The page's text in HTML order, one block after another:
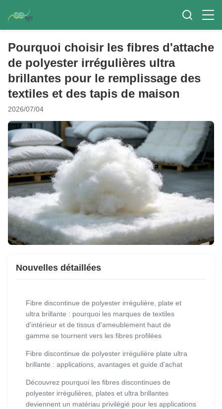
Pourquoi choisir les fibres d'attache
de polyester irrégulières ultra
brillantes pour le remplissage des
textiles et des tapis de maison
2026/07/04
Nouvelles détaillées
Fibre discontinue de polyester irrégulière, plate et
ultra brillante : pourquoi les marques de textiles
d'intérieur et de tissus d'ameublement haut de
gamme se tournent vers les fibres profilées
Fibre discontinue de polyester irrégulière plate ultra
brillante : applications, avantages et guide d'achat
Découvrez pourquoi les fibres discontinues de
polyester irrégulières, plates et ultra brillantes
deviennent un matériau privilégié pour les applications